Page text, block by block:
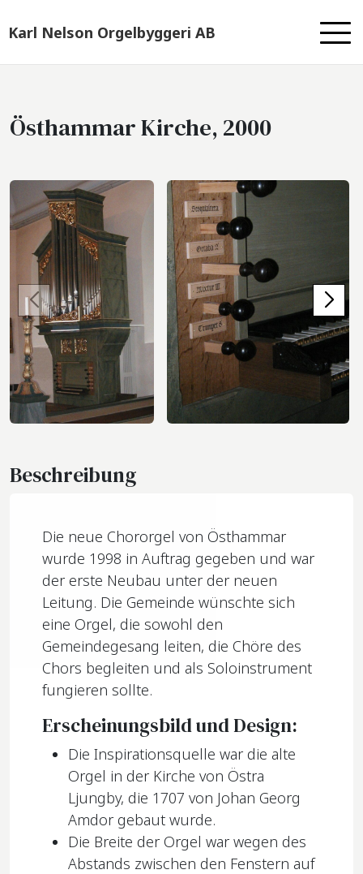
Karl Nelson Orgelbyggeri AB
Östhammar Kirche, 2000
Beschreibung
Die neue Chororgel von Östhammar
wurde 1998 in Auftrag gegeben und war
der erste Neubau unter der neuen
Leitung. Die Gemeinde wünschte sich
eine Orgel, die sowohl den
Gemeindegesang leiten, die Chöre des
Chors begleiten und als Soloinstrument
fungieren sollte.
Erscheinungsbild und Design:
Die Inspirationsquelle war die alte
Orgel in der Kirche von Östra
Ljungby, die 1707 von Johan Georg
Amdor gebaut wurde.
Die Breite der Orgel war wegen des
Abstands zwischen den Fenstern auf